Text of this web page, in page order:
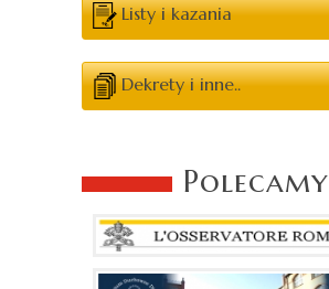
Listy i kazania
Dekrety i inne..
Polecamy